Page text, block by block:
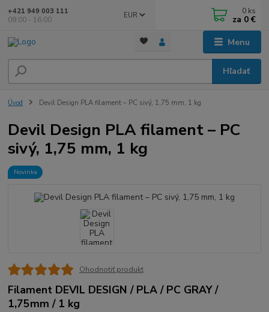
Menu
EUR
Hľadať
+421 949 003 111
09:00 - 16:00
0 ks
za 0 €
Úvod Devil Design PLA filament – PC sivý, 1,75 mm, 1 kg
Devil Design PLA filament – PC
sivý, 1,75 mm, 1 kg
Novinka
Ohodnotiť produkt
Filament DEVIL DESIGN / PLA / PC GRAY /
1,75mm / 1 kg